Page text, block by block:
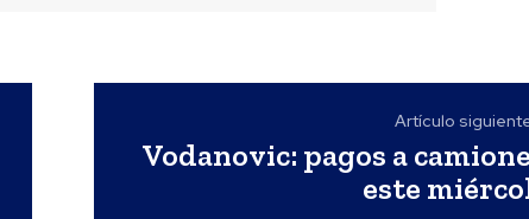
Artículo
Vodanovic: pagos a
este